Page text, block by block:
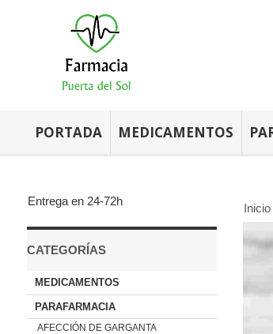
PORTADA MEDICAMENTOS
Entrega en 24-72h
CATEGORÍAS
MEDICAMENTOS
PARAFARMACIA
AFECCIÓN DE GARGANTA
Inicio